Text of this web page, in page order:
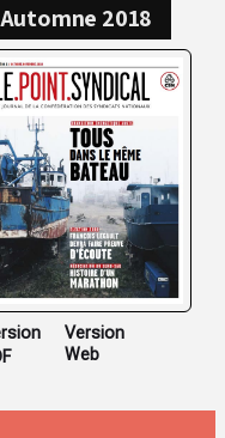
Automne 2018
Version
Web